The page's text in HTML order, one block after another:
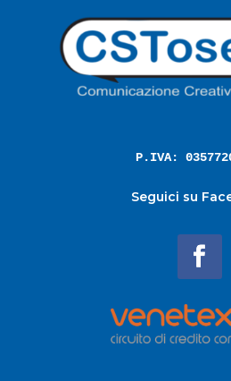
P.IVA:
Seguici su